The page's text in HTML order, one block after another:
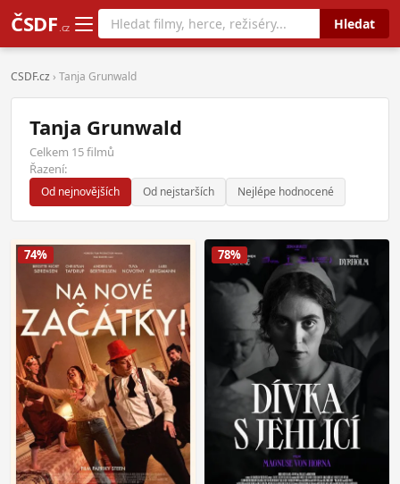
ČSDF .cz Hledat
CSDF.cz › Tanja Grunwald
Tanja Grunwald
Celkem 15 filmů
Řazení:
Od nejnovějších Od nejstarších Nejlépe hodnocené
74% 78%